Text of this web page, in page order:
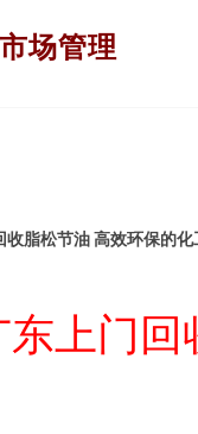
场管理
收脂松节油 高效环保的
东上门